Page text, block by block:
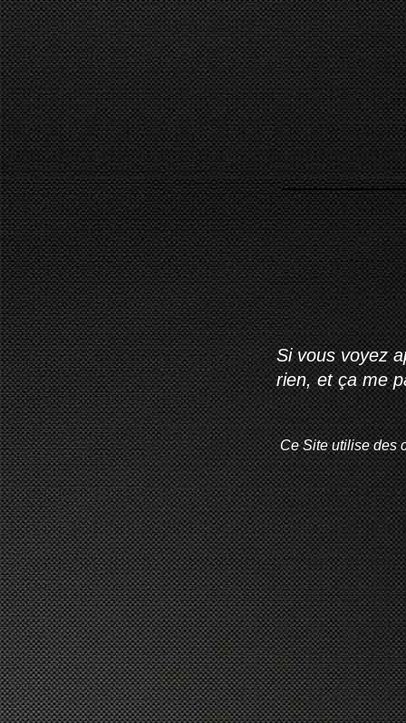
Si vous voyez
rien, et ça me
Ce Site utilise des